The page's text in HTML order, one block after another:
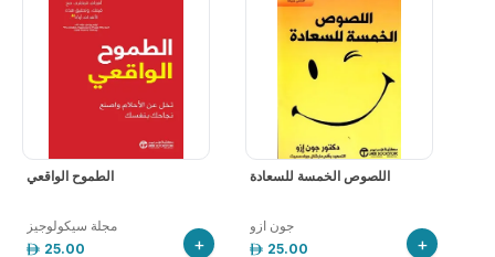
الطموح الواقعي
مجلة سيكولوجيز
25.00
+
اللصوص الخمسة للسعادة
جون ازو
25.00
+